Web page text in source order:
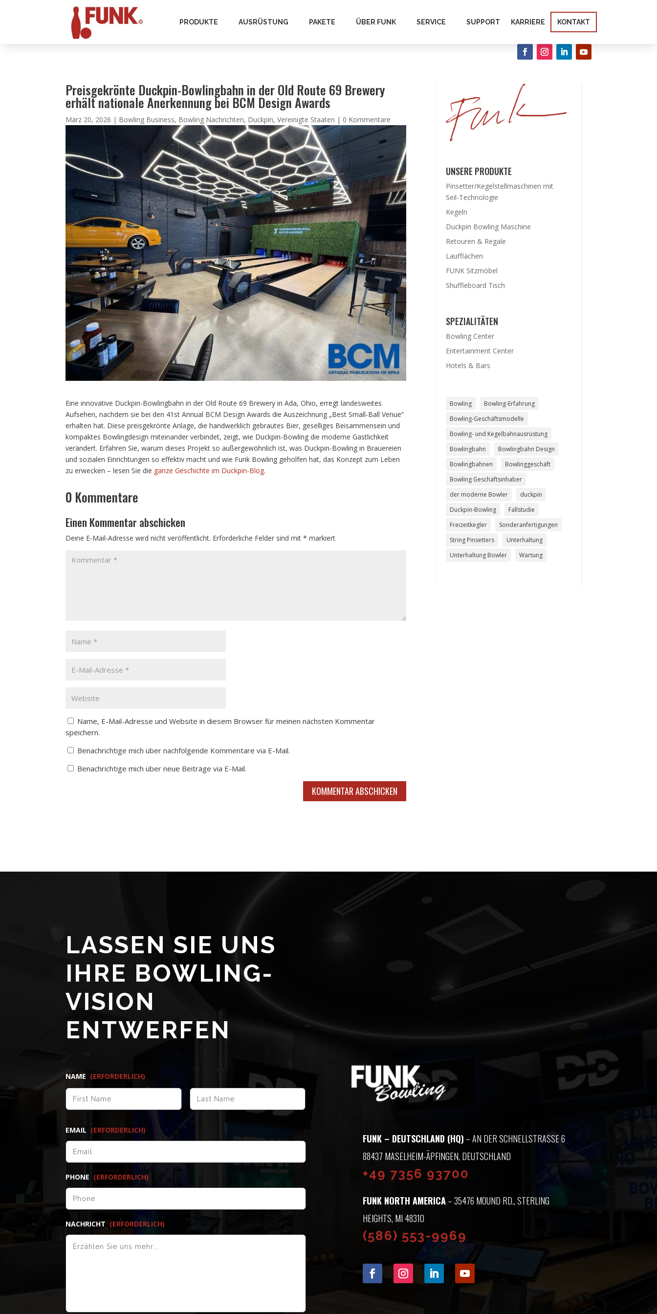
PRODUKTE AUSRÜSTUNG PAKETE ÜBER FUNK SERVICE SUPPORT KARRIERE KONTAKT
Preisgekrönte Duckpin-Bowlingbahn in der Old Route 69 Brewery
erhält nationale Anerkennung bei BCM Design Awards
März 20, 2026 | Bowling Business, Bowling Nachrichten, Duckpin,Vereinigte Staaten | 0 Kommentare
Eine innovative Duckpin-Bowlingbahn in der Old Route 69 Brewery in Ada, Ohio, erregt landesweites
Aufsehen, nachdem sie bei den 41st Annual BCM Design Awards die Auszeichnung „Best Small-Ball Venue“
erhalten hat. Diese preisgekrönte Anlage, die handwerklich gebrautes Bier, geselliges Beisammensein und
kompaktes Bowlingdesign miteinander verbindet, zeigt, wie Duckpin-Bowling die moderne Gastlichkeit
verändert. Erfahren Sie, warum dieses Projekt so außergewöhnlich ist, was Duckpin-Bowling in Brauereien
und sozialen Einrichtungen so effektiv macht und wie Funk Bowling geholfen hat, das Konzept zum Leben
zu erwecken – lesen Sie die ganze Geschichte im Duckpin-Blog.
0 Kommentare
Einen Kommentar abschicken
Deine E-Mail-Adresse wird nicht veröffentlicht. Erforderliche Felder sind mit* markiert
Name, E-Mail-Adresse und Website in diesem Browser für meinen nächsten Kommentar
speichern.
Benachrichtige mich über nachfolgende Kommentare via E-Mail.
Benachrichtige mich über neue Beiträge via E-Mail.
KOMMENTAR ABSCHICKEN
UNSERE PRODUKTE
Pinsetter/Kegelstellmaschinen mit
Seil-Technologie
Kegeln
Duckpin Bowling Maschine
Retouren & Regale
Laufflächen
FUNK Sitzmöbel
Shuffleboard Tisch
SPEZIALITÄTEN
Bowling Center
Entertainment Center
Hotels & Bars
Bowling
Bowling-Erfahrung
Bowling-Geschäftsmodelle
Bowling- und Kegelbahnausrüstung
Bowlingbahn
Bowlingbahn Design
Bowlingbahnen
Bowlinggeschäft
Bowling Geschäftsinhaber
der moderne Bowler
duckpin
Duckpin-Bowling
Fallstudie
Freizeitkegler
Sonderanfertigungen
String Pinsetters
Unterhaltung
Unterhaltung Bowler
Wartung
LASSEN SIE UNS
IHRE BOWLING-
VISION
ENTWERFEN
NAME (ERFORDERLICH)
VORNAME
NACHNAME
EMAIL (ERFORDERLICH)
PHONE (ERFORDERLICH)
NACHRICHT (ERFORDERLICH)
FUNK – DEUTSCHLAND (HQ) – AN DER SCHNELLSTRASSE 6 8
8437 MASELHEIM-ÄPFINGEN, DEUTSCHLAND
+49 7356 93700
FUNK NORTH AMERICA– 35476 MOUND RD., STERLING
HEIGHTS, MI 48310
(586) 553-9969